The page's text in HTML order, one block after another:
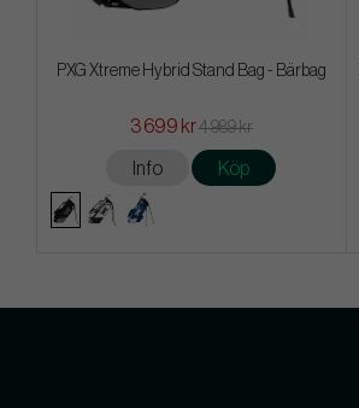
PXG Xtreme Hybrid Stand Bag - Bärbag
3 699 kr4 989 kr
Info Köp